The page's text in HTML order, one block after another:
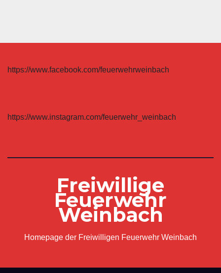
https://www.facebook.com/feuerwehrweinbach
https://www.instagram.com/feuerwehr_weinbach
Freiwillige
Feuerwehr
Weinbach
Homepage der Freiwilligen Feuerwehr Weinbach